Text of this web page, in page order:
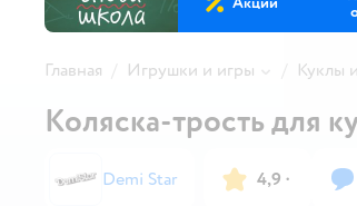
Главная Игрушки и игры Куклы
Коляска-трость для
Demi Star 4,9 ·